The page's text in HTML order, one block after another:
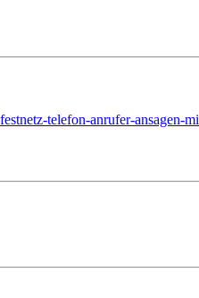
telefon-anrufer-ansagen-